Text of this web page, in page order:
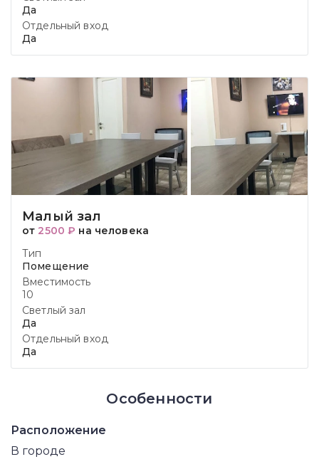
Да
Отдельный вход
Да
Малый зал
от 2500 ₽ на человека
Тип
Помещение
Вместимость
10
Светлый зал
Да
Отдельный вход
Да
Особенности
Расположение
В городе